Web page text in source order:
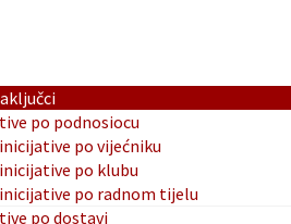
po podnosiocu
po vijećniku
po klubu
po radnom tijelu
po dostavi